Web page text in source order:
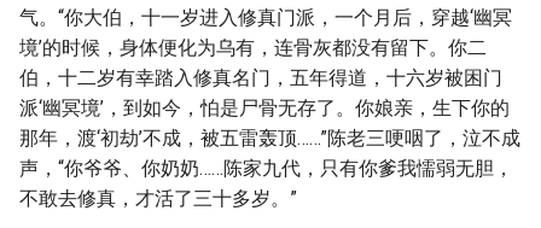
气。“你大伯，十一岁进入修真门派，一个月后，穿越‘幽冥
境’的时候，身体便化为乌有，连骨灰都没有留下。你二
伯，十二岁有幸踏入修真名门，五年得道，十六岁被困门
派‘幽冥境’，到如今，怕是尸骨无存了。你娘亲，生下你的
那年，渡‘初劫’不成，被五雷轰顶……”陈老三哽咽了，泣不成
声，“你爷爷、你奶奶……陈家九代，只有你爹我懦弱无胆，
不敢去修真，才活了三十多岁。”